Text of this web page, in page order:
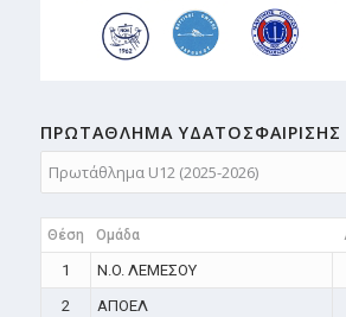
ΠΡΩΤΑΘΛΗMA ΥΔΑΤΟΣΦΑΙΡΙΣΗΣ
Θέση Ομάδα
1 N.O. ΛΕΜΕΣΟΥ
2
ΑΠΟΕΛ